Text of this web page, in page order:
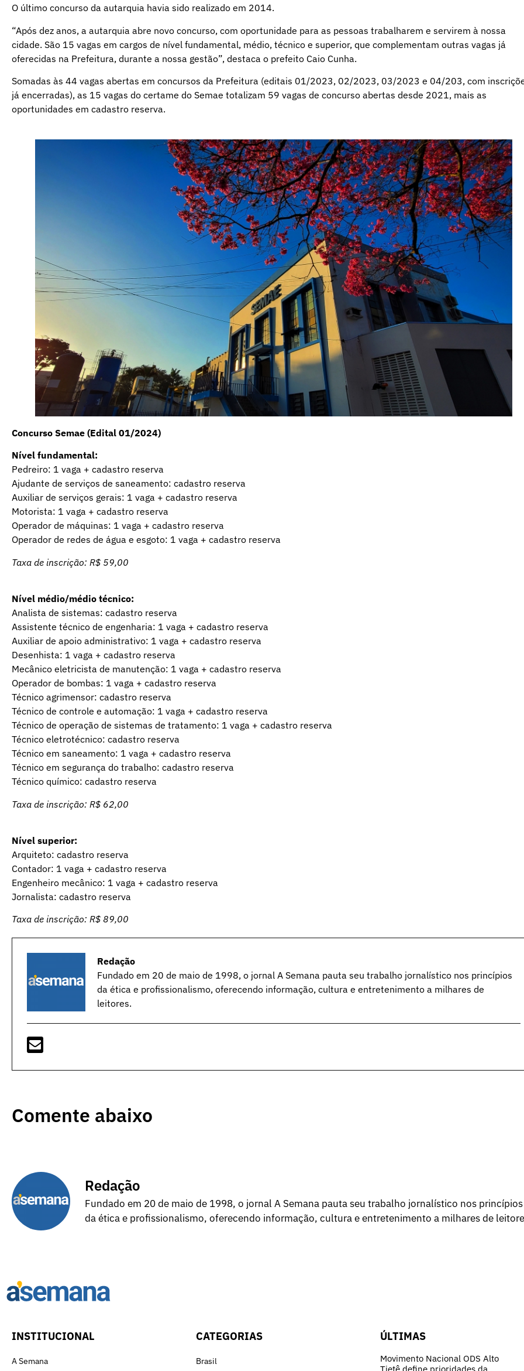
O último concurso da autarquia havia sido realizado em 2014.
“Após dez anos, a autarquia abre novo concurso, com oportunidade para as pessoas trabalharem e servirem à nossa
cidade. São 15 vagas em cargos de nível fundamental, médio, técnico e superior, que complementam outras vagas já
oferecidas na Prefeitura, durante a nossa gestão”, destaca o prefeito Caio Cunha.
Somadas às 44 vagas abertas em concursos da Prefeitura (editais 01/2023, 02/2023, 03/2023 e 04/203, com
já encerradas), as 15 vagas do certame do Semae totalizam 59 vagas de concurso abertas desde 2021, mais as
oportunidades em cadastro reserva.
Concurso Semae (Edital 01/2024)
Nível fundamental:
Pedreiro: 1 vaga + cadastro reserva
Ajudante de serviços de saneamento: cadastro reserva
Auxiliar de serviços gerais: 1 vaga + cadastro reserva
Motorista: 1 vaga + cadastro reserva
Operador de máquinas: 1 vaga + cadastro reserva
Operador de redes de água e esgoto: 1 vaga + cadastro reserva
Taxa de inscrição: R$ 59,00
Nível médio/médio técnico:
Analista de sistemas: cadastro reserva
Assistente técnico de engenharia: 1 vaga + cadastro reserva
Auxiliar de apoio administrativo: 1 vaga + cadastro reserva
Desenhista: 1 vaga + cadastro reserva
Mecânico eletricista de manutenção: 1 vaga + cadastro reserva
Operador de bombas: 1 vaga + cadastro reserva
Técnico agrimensor: cadastro reserva
Técnico de controle e automação: 1 vaga + cadastro reserva
Técnico de operação de sistemas de tratamento: 1 vaga + cadastro reserva
Técnico eletrotécnico: cadastro reserva
Técnico em saneamento: 1 vaga + cadastro reserva
Técnico em segurança do trabalho: cadastro reserva
Técnico químico: cadastro reserva
Taxa de inscrição: R$ 62,00
Nível superior:
Arquiteto: cadastro reserva
Contador: 1 vaga + cadastro reserva
Engenheiro mecânico: 1 vaga + cadastro reserva
Jornalista: cadastro reserva
Taxa de inscrição: R$ 89,00
Redação
Fundado em 20 de maio de 1998, o jornal A Semana pauta seu trabalho jornalístico nos princípios
da ética e profissionalismo, oferecendo informação, cultura e entretenimento a milhares de
leitores.
Comente abaixo
Redação
Fundado em 20 de maio de 1998, o jornal A Semana pauta seu trabalho jornalístico nos princípios
da ética e profissionalismo, oferecendo informação, cultura e entretenimento a milhares de
INSTITUCIONAL
A Semana
CATEGORIAS
Brasil
ÚLTIMAS
Movimento Nacional ODS Alto